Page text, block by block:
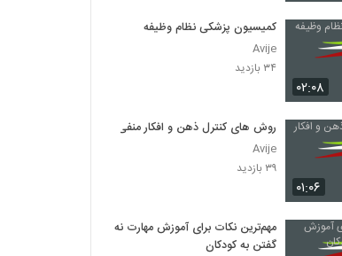
۰۲:۰۸
کمیسیون پزشکی نظام وظیفه
Avije
۳۴ بازدید
۰۱:۰۶
روش های کنترل ذهن و افکار منفی
Avije
۳۹ بازدید
مهم‌ترین نکات برای آموزش مهارت نه
گفتن به کودکان